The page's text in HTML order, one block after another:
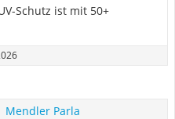
Schutz ist mit 50+
Mendler Parla